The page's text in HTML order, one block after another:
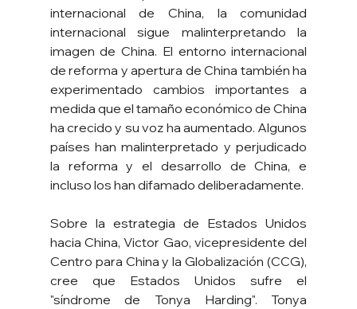
internacional de China, la comunidad
internacional sigue malinterpretando la
imagen de China. El entorno internacional
de reforma y apertura de China también ha
experimentado cambios importantes a
medida que el tamaño económico de China
ha crecido y su voz ha aumentado. Algunos
países han malinterpretado y perjudicado
la reforma y el desarrollo de China, e
incluso los han difamado deliberadamente.
Sobre la estrategia de Estados Unidos
hacia China, Victor Gao, vicepresidente del
Centro para China y la Globalización (CCG),
cree que Estados Unidos sufre el
"síndrome de Tonya Harding". Tonya